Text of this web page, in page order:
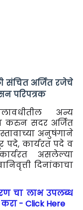
संचित अर्जित रजेचे
परिपत्रक
अन्य
करुन सदर अर्जित
अनुषंगाने
पदे, कार्यरत पदे व
असलेल्या
दिनांकाचा
चा लाभ उपलब्ध
- Click Here